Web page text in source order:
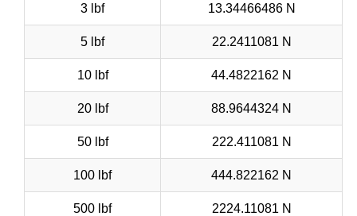
3 lbf 13.34466486 N
5 lbf 22.2411081 N
10 lbf 44.4822162 N
20 lbf 88.9644324 N
50 lbf 222.411081 N
100 lbf 444.822162 N
500 lbf 2224.11081 N